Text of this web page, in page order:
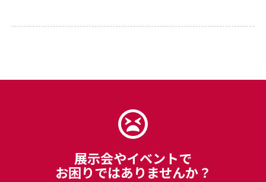
展示会やイベントで
お困りではありませんか？